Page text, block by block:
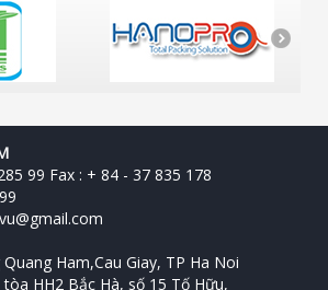
99 Fax : + 84 - 37 835 178
Ham,Cau Giay, TP Ha Noi
HH2 Bắc Hà, số 15 Tố Hữu,